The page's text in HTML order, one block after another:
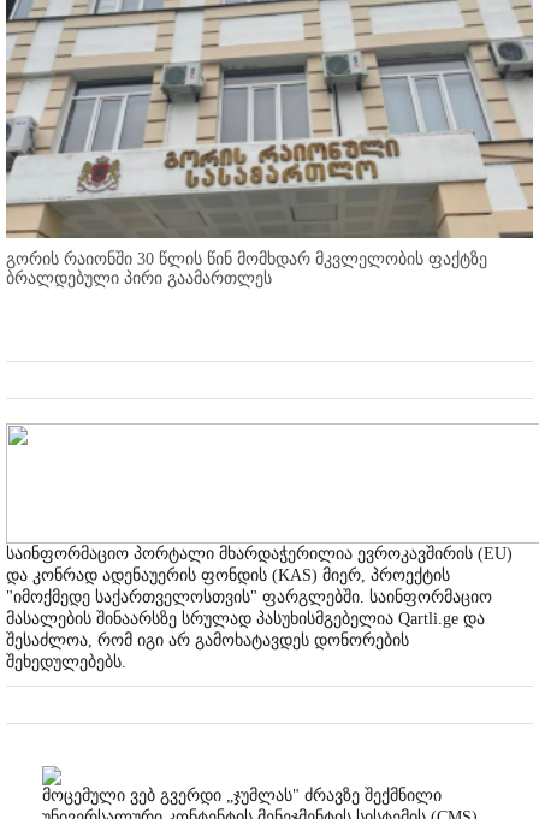
გორის რაიონში 30 წლის წინ მომხდარ მკვლელობის ფაქტზე
ბრალდებული პირი გაამართლეს
საინფორმაციო პორტალი მხარდაჭერილია ევროკავშირის (EU)
და კონრად ადენაუერის ფონდის (KAS) მიერ, პროექტის
"იმოქმედე საქართველოსთვის" ფარგლებში. საინფორმაციო
მასალების შინაარსზე სრულად პასუხისმგებელია Qartli.ge და
შესაძლოა, რომ იგი არ გამოხატავდეს დონორების
შეხედულებებს.
მოცემული ვებ გვერდი „ჯუმლას" ძრავზე შექმნილი